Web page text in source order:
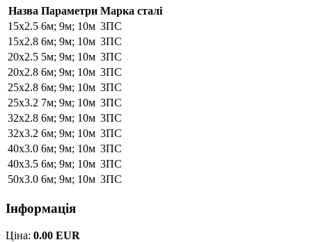
Назва Параметри Марка сталі
15х2.5 6м; 9м; 10м 3ПС
15х2.8 6м; 9м; 10м 3ПС
20х2.5 5м; 9м; 10м 3ПС
20х2.8 6м; 9м; 10м 3ПС
25х2.8 6м; 9м; 10м 3ПС
25х3.2 7м; 9м; 10м 3ПС
32х2.8 6м; 9м; 10м 3ПС
32х3.2 6м; 9м; 10м 3ПС
40х3.0 6м; 9м; 10м 3ПС
40х3.5 6м; 9м; 10м 3ПС
50х3.0 6м; 9м; 10м 3ПС
Інформація
Ціна: 0.00 EUR